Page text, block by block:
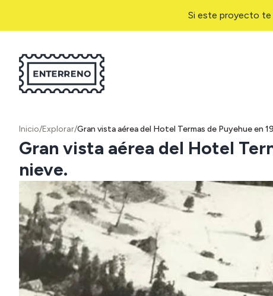
Si este proyecto te
Inicio/Explorar/Gran vista aérea del Hotel Termas de Puyehue en
Gran vista aérea del Hotel
nieve.